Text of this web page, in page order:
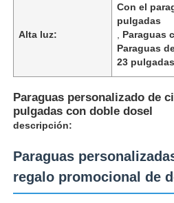
Inicio
Productos
Alta luz:
Con el
pulgadas
Paraguas
Paraguas
23 pulgadas
Paraguas personalizado de
pulgadas con doble dosel
descripción:
Paraguas
regalo promocional de